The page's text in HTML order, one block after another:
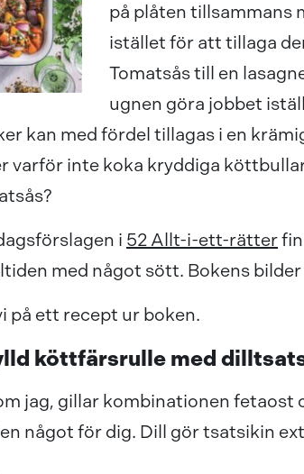
på plåten tillsammans
istället för att tillaga
Tomatsås till en
ugnen göra jobbet
kan med fördel tillagas i en
varför inte koka kryddiga
i 52 Allt-i-ett-rätter
med något sött. Bokens
på ett recept ur boken.
köttfärsrulle med
jag, gillar kombinationen fetaost
något för dig. Dill gör tsatsikin